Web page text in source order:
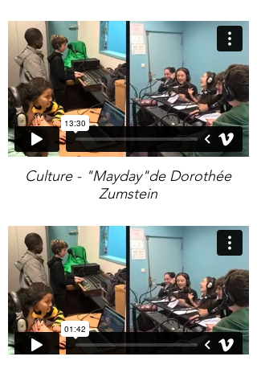
Culture - "Mayday"de Dorothée
Zumstein